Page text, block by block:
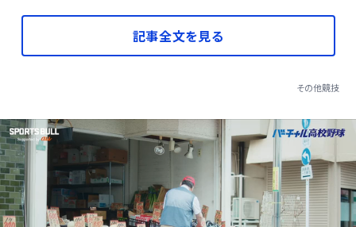
記事全文を見る
その他競技